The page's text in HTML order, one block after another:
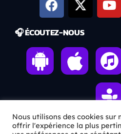
🎧 ÉCOUTEZ-NOUS
Nous utilisons des cookies sur
offrir l'expérience la plus